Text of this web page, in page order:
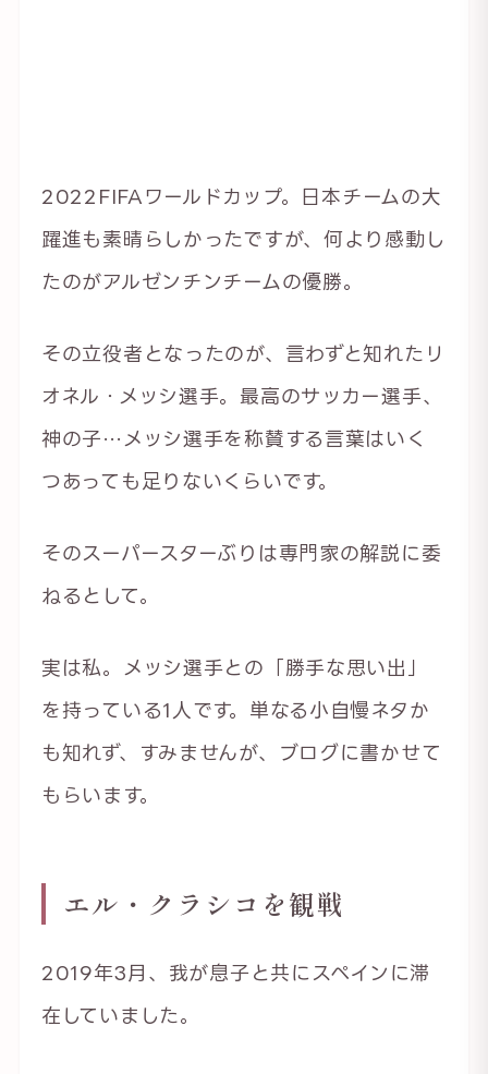
2022FIFAワールドカップ。日本チームの大
躍進も素晴らしかったですが、何より感動し
たのがアルゼンチンチームの優勝。
その立役者となったのが、言わずと知れたリ
オネル・メッシ選手。最高のサッカー選手、
神の子…メッシ選手を称賛する言葉はいく
つあっても足りないくらいです。
そのスーパースターぶりは専門家の解説に委
ねるとして。
実は私。メッシ選手との「勝手な思い出」
を持っている1人です。単なる小自慢ネタか
も知れず、すみませんが、ブログに書かせて
もらいます。
エル・クラシコを観戦
2019年3月、我が息子と共にスペインに滞
在していました。